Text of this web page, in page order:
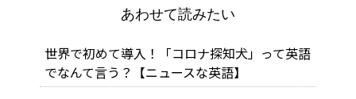
あわせて読みたい
世界で初めて導入！「コロナ探知犬」って英語
でなんて言う？【ニュースな英語】